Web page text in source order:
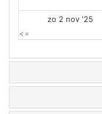
zo 2 nov '25
<=